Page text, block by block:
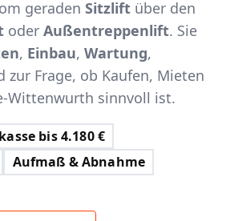
geraden Sitzlift über den
oder Außentreppenlift. Sie
, Einbau, Wartung,
zur Frage, ob Kaufen, Mieten
Wittenwurth sinnvoll ist.
bis 4.180 €
Aufmaß & Abnahme